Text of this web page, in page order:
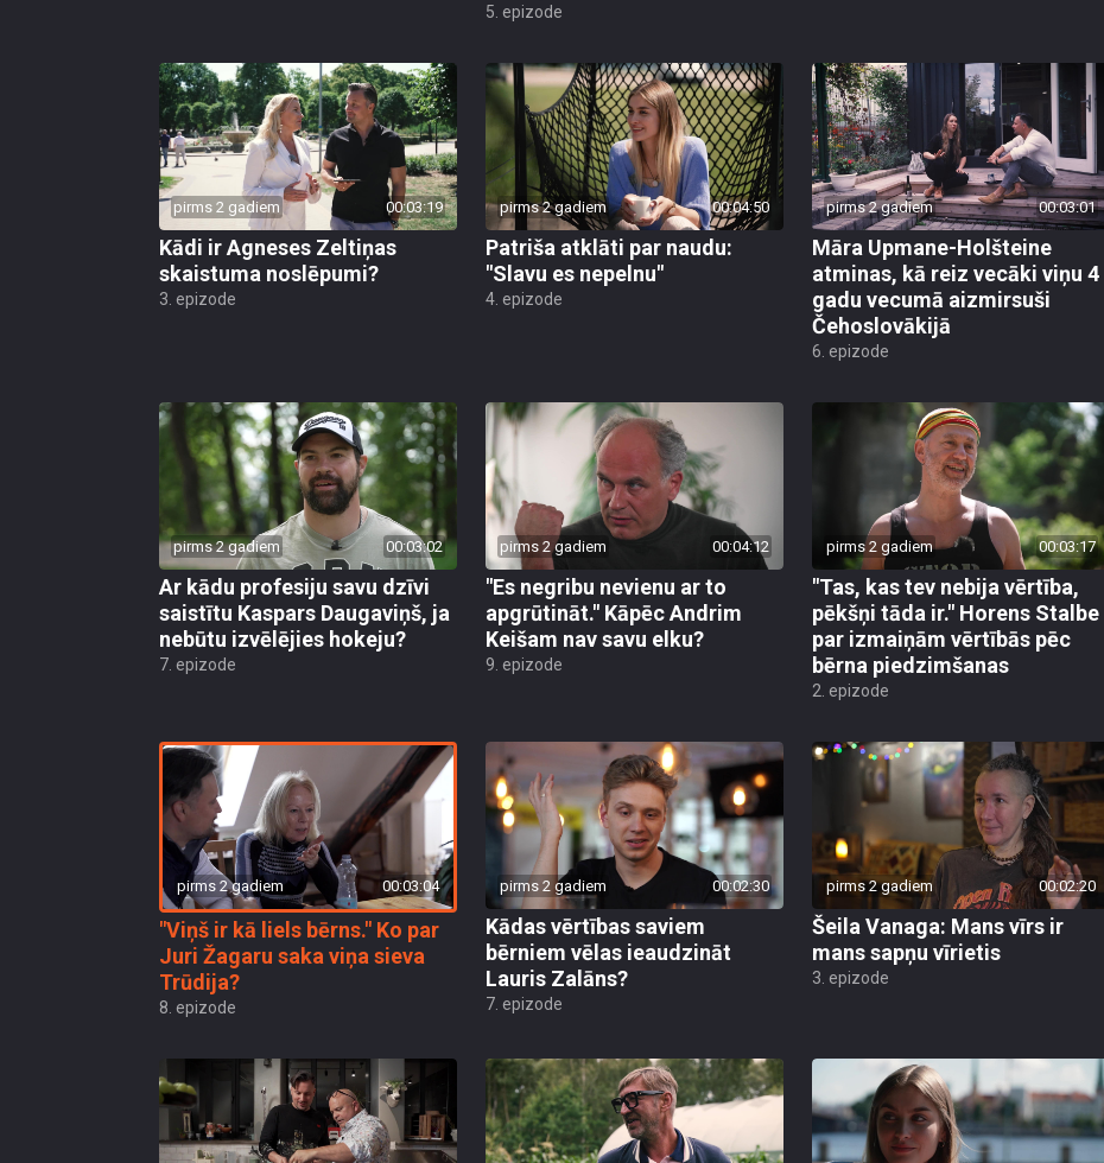
5. epizode
pirms 2 gadiem 00:03:19
Kādi ir Agneses Zeltiņas
skaistuma noslēpumi?
3. epizode
pirms 2 gadiem 00:04:50
Patriša atklāti par naudu:
"Slavu es nepelnu"
4. epizode
pirms 2 gadiem 00:03:01
Māra Upmane-Holšteine
atminas, kā reiz vecāki viņu 4
gadu vecumā aizmirsuši
Čehoslovākijā
6. epizode
pirms 2 gadiem 00:03:02
Ar kādu profesiju savu dzīvi
saistītu Kaspars Daugaviņš, ja
nebūtu izvēlējies hokeju?
7. epizode
pirms 2 gadiem 00:04:12
"Es negribu nevienu ar to
apgrūtināt." Kāpēc Andrim
Keišam nav savu elku?
9. epizode
pirms 2 gadiem 00:03:17
"Tas, kas tev nebija vērtība,
pēkšņi tāda ir." Horens Stalbe
par izmaiņām vērtībās pēc
bērna piedzimšanas
2. epizode
pirms 2 gadiem 00:03:04
"Viņš ir kā liels bērns." Ko par
Juri Žagaru saka viņa sieva
Trūdija?
8. epizode
pirms 2 gadiem 00:02:30
Kādas vērtības saviem
bērniem vēlas ieaudzināt
Lauris Zalāns?
7. epizode
pirms 2 gadiem 00:02:20
Šeila Vanaga: Mans vīrs ir
mans sapņu vīrietis
3. epizode